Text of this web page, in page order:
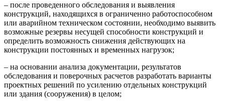
– после проведенного обследования и выявления
конструкций, находящихся в ограниченно работоспособном
или аварийном техническом состоянии, необходимо выявить
возможные резервы несущей способности конструкций и
определить возможность снижения действующих на
конструкции постоянных и временных нагрузок;
– на основании анализа документации, результатов
обследования и поверочных расчетов разработать варианты
проектных решений по усилению отдельных конструкций
или здания (сооружения) в целом;